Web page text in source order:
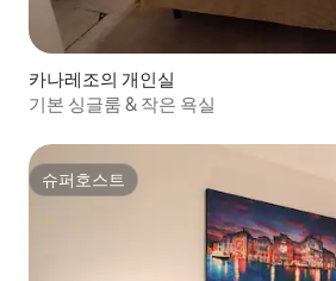
카나레조의 개인실
기본 싱글룸 & 작은 욕실
슈퍼호스트
슈퍼호스트